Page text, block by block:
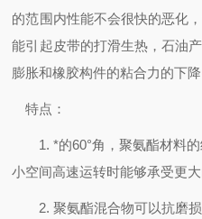
的范围内性能不会很快的恶化
能引起皮带的打滑生热，石油
膨胀和橡胶构件的粘合力的下
特点：
1. *的60°角，聚氨酯材料的
小空间高速运转时能够承受更大
2. 聚氨酯混合物可以抗磨损